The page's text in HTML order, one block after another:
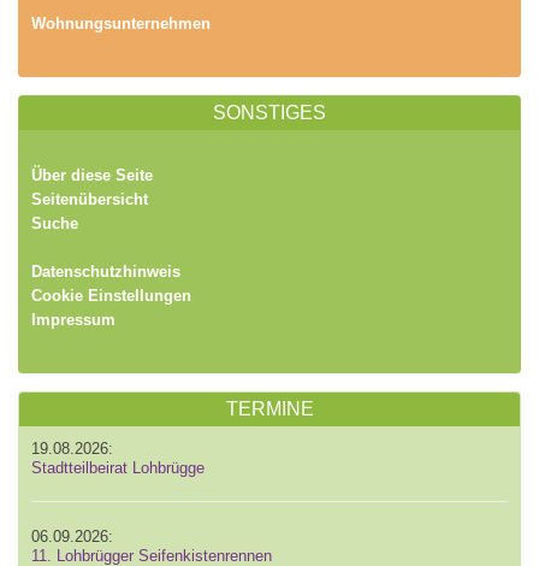
Wohnungsunternehmen
SONSTIGES
Über diese Seite
Seitenübersicht
Suche
Datenschutzhinweis
Cookie Einstellungen
Impressum
TERMINE
19.08.2026:
Stadtteilbeirat Lohbrügge
06.09.2026:
11. Lohbrügger Seifenkistenrennen